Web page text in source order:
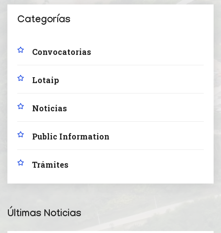
Categorías
Convocatorias
Lotaip
Noticias
Public Information
Trámites
Últimas Noticias